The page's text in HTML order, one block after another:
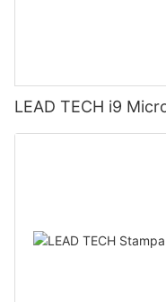
LEAD TECH i9